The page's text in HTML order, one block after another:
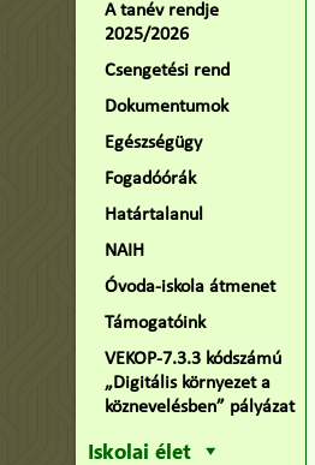
A tanév rendje
2025/2026
Csengetési rend
Dokumentumok
Egészségügy
Fogadóórák
Határtalanul
NAIH
Óvoda-iskola átmenet
Támogatóink
VEKOP-7.3.3 kódszámú
„Digitális környezet a
köznevelésben” pályázat
Iskolai élet